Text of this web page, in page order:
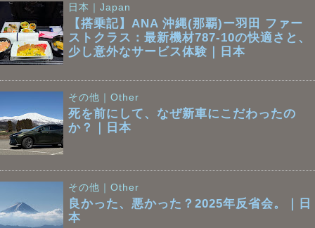
日本｜Japan
【搭乗記】ANA 沖縄(那覇)ー羽田 ファー
ストクラス：最新機材787-10の快適さと、
少し意外なサービス体験｜日本
その他｜Other
死を前にして、なぜ新車にこだわったの
か？｜日本
その他｜Other
良かった、悪かった？2025年反省会。｜日
本